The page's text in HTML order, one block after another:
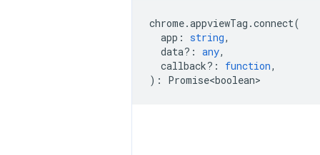
chrome.appviewTag .connect(
app : string,
data? : any,
callback? : function,
) : Promise<boolean>